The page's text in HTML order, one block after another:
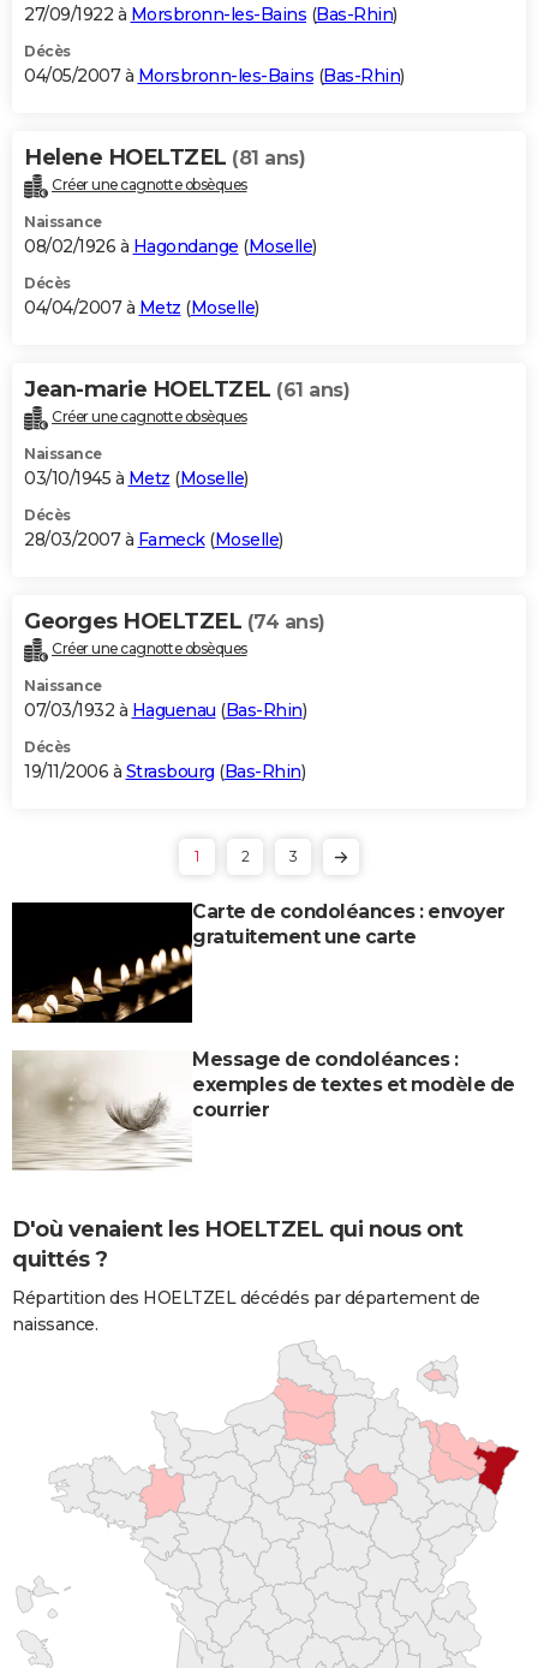
27/09/1922 à Morsbronn-les-Bains (Bas-Rhin)
Décès
04/05/2007 à Morsbronn-les-Bains (Bas-Rhin)
Helene HOELTZEL (81 ans)
Créer une cagnotte obsèques
Naissance
08/02/1926 à Hagondange (Moselle)
Décès
04/04/2007 à Metz (Moselle)
Jean-marie HOELTZEL (61 ans)
Créer une cagnotte obsèques
Naissance
03/10/1945 à Metz (Moselle)
Décès
28/03/2007 à Fameck(Moselle)
Georges HOELTZEL (74 ans)
Créer une cagnotte obsèques
Naissance
07/03/1932 à Haguenau (Bas-Rhin)
Décès
19/11/2006 à Strasbourg (Bas-Rhin)
1 2 3
Carte de condoléances : envoyer
gratuitement une carte
Message de condoléances :
exemples de textes et modèle de
courrier
D'où venaient les HOELTZEL qui nous ont
quittés ?
Répartition des HOELTZEL décédés par département de
naissance.